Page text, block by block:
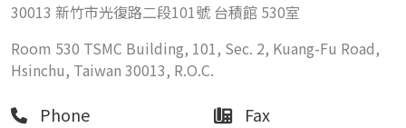
30013 新竹市光復路二段101號 台積館 530室
Room 530 TSMC Building, 101, Sec. 2, Kuang-Fu Road,
Hsinchu, Taiwan 30013, R.O.C.
Phone Fax